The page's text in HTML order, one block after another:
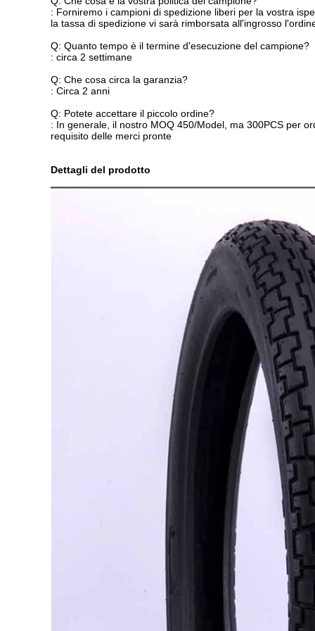
: Forniremo i campioni di spedizione liberi per la vostra
la tassa di spedizione vi sarà rimborsata all'ingrosso
Q: Quanto tempo è il termine d'esecuzione del campione?
: circa 2 settimane
Q: Che cosa circa la garanzia?
: Circa 2 anni
Q: Potete accettare il piccolo ordine?
: In generale, il nostro MOQ 450/Model, ma 300PCS per
requisito delle merci pronte
Dettagli del prodotto